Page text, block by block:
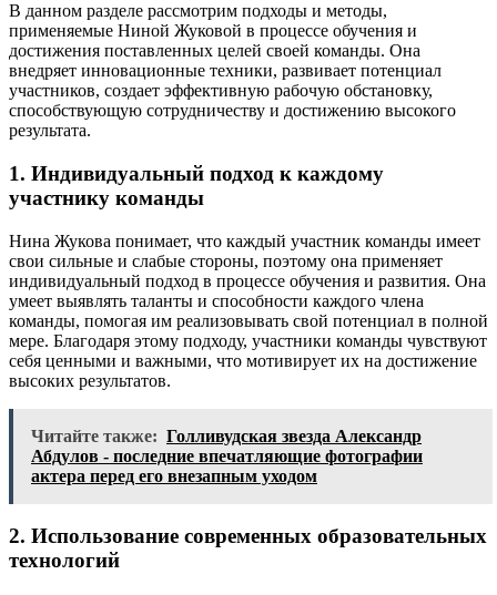
В данном разделе рассмотрим подходы и методы,
применяемые Ниной Жуковой в процессе обучения и
достижения поставленных целей своей команды. Она
внедряет инновационные техники, развивает потенциал
участников, создает эффективную рабочую обстановку,
способствующую сотрудничеству и достижению высокого
результата.
1. Индивидуальный подход к каждому
участнику команды
Нина Жукова понимает, что каждый участник команды имеет
свои сильные и слабые стороны, поэтому она применяет
индивидуальный подход в процессе обучения и развития. Она
умеет выявлять таланты и способности каждого члена
команды, помогая им реализовывать свой потенциал в полной
мере. Благодаря этому подходу, участники команды чувствуют
себя ценными и важными, что мотивирует их на достижение
высоких результатов.
Читайте также: Голливудская звезда Александр
Абдулов - последние впечатляющие фотографии
актера перед его внезапным уходом
2. Использование современных образовательных
технологий